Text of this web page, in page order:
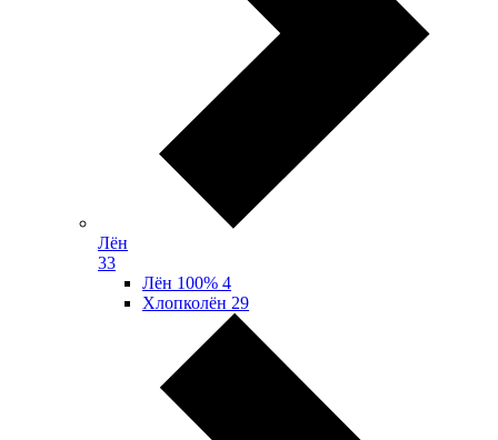
Лён
33
Лён 100% 4
Хлопколён 29